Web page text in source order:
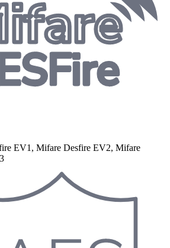
EV1, Mifare Desfire EV2, Mifare